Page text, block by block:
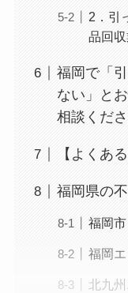
2．引
品回収
福岡で「
ない」と
相談くだ
【よくあ
福岡県の
福岡市
福岡
北九